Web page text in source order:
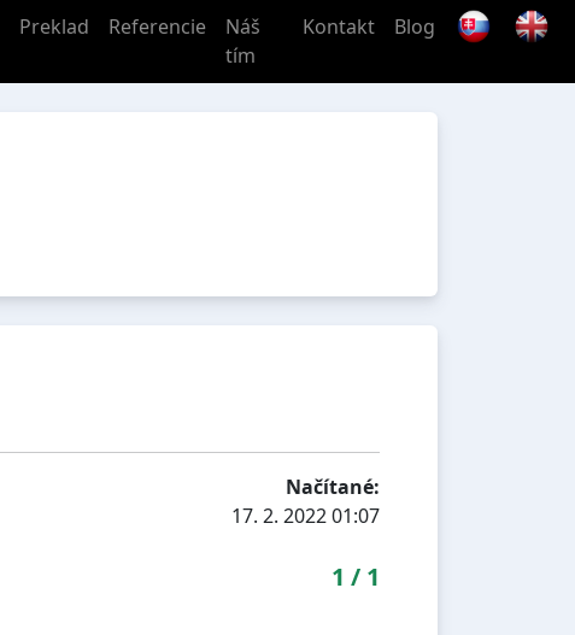
Preklad Referencie
Náš
tím
Kontakt Blog
Načítané:
17. 2. 2022 01:07
1 / 1